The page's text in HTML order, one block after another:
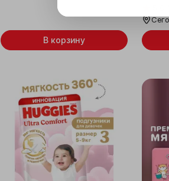
В корзину